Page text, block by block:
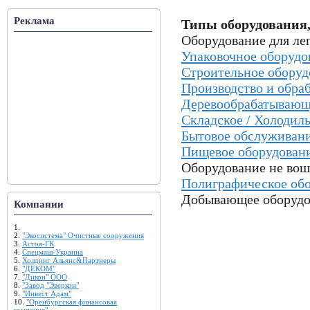
Реклама
Компании
1.
2. "Экосистема" Очистные сооружения
3. Астоя-ГК
4. Спецмаш-Украина
5. Холдинг Альянс&Партнеры
6. "ДЕКОМ"
7. "Дикон" ООО
8. "Завод "Эверкон"
9. "Инвест Адам"
10. "Оренбургская финансовая
Типы
Оборудование для
Упаковочное
Строительное
Производство и
Складское /
Бытовое
Пищевое
Оборудование не
Полиграфическое
Добывающее